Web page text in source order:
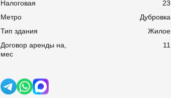
Налоговая
23
Метро
Дубровка
Тип здания
Жилое
Договор аренды на,
мес
11